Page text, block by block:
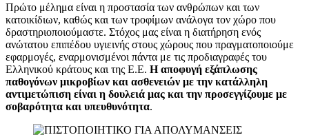
Πρώτο μέλημα είναι η προστασία των ανθρώπων και των
κατοικίδιων, καθώς και των τροφίμων ανάλογα τον χώρο που
δραστηριοποιούμαστε. Στόχος μας είναι η διατήρηση ενός
ανώτατου επιπέδου υγιεινής στους χώρους που πραγματοποιούμε
εφαρμογές, εναρμονισμένοι πάντα με τις προδιαγραφές του
Ελληνικού κράτους και της Ε.Ε. Η αποφυγή εξάπλωσης
παθογόνων μικροβίων και ασθενειών με την κατάλληλη
αντιμετώπιση είναι η δουλειά μας και την προσεγγίζουμε με
σοβαρότητα και υπευθυνότητα.